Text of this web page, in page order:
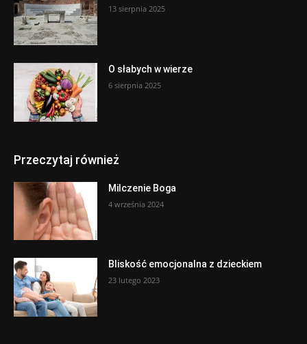
13 sierpnia 2025
O słabych w wierze
6 sierpnia 2025
Przeczytaj również
Milczenie Boga
4 września 2024
Bliskość emocjonalna z dzieckiem
23 lutego 2023